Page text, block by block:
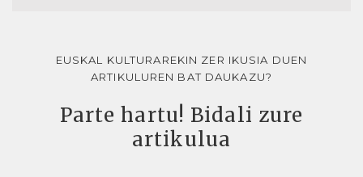
EUSKAL KULTURAREKIN ZER IKUSIA DUEN
ARTIKULUREN BAT DAUKAZU?
Parte hartu! Bidali zure
artikulua